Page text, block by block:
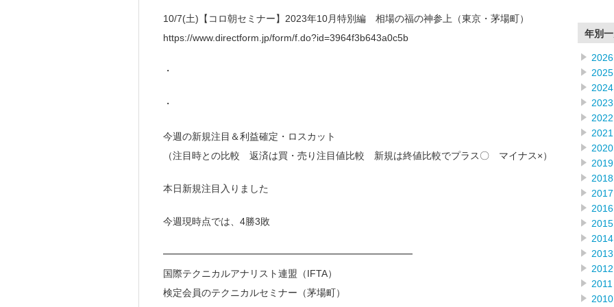
10/7(土)【コロ朝セミナー】2023年10月特別編 相場の福の神参上（東京・茅場町）
https://www.directform.jp/form/f.do?id=3964f3b643a0c5b
・
・
今週の新規注目＆利益確定・ロスカット
（注目時との比較 返済は買・売り注目値比較 新規は終値比較でプラス〇 マイナス×）
本日新規注目入りました
今週現時点では、4勝3敗
━━━━━━━━━━━━━━━━━━━━━━━━━━
国際テクニカルアナリスト連盟（IFTA）
検定会員のテクニカルセミナー（茅場町）
年別
2026
2025
2024
2023
2022
2021
2020
2019
2018
2017
2016
2015
2014
2013
2012
2011
2010